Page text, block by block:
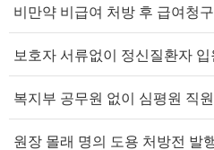
비만약 비급여 처방 후 급여청구
보호자 서류없이 정신질환자
복지부 공무원 없이 심평원 직
원장 몰래 명의 도용 처방전 발